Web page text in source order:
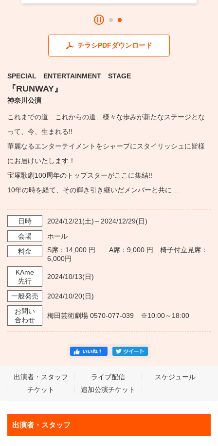
・ フロアマップ
・ レストラン/カフェ
チラシPDFダウンロード
SPECIAL ENTERTAINMENT STAGE
『RUNWAY』
神奈川公演
これまでの道…これからの道…様々な歩みが新たなステージとな
って、今、生まれる!!
華麗なるエンターテイメントをシャープにスタイリッシュに皆様
にお届けいたします！
宝塚歌劇100周年のトップスターがここに集結!!
10年の時を経て、その輝き引き継いだメンバーと共に…
日時 2024/12/21 (土)～ 2024/12/29(日)
会場
ホール
料金
S席：14,000 円 A席：9,000 円 椅子付立見席：
6,000円
KAme
先行
2024/10/13(日)
一般発売 2024/10/20(日)
お問い
合わせ
梅田芸術劇場 0570-077-039 ※10:00～18:00
出演者・スタッフ ライブ配信
スケジュール
チケット
追加公演チケット
出演者・スタッフ